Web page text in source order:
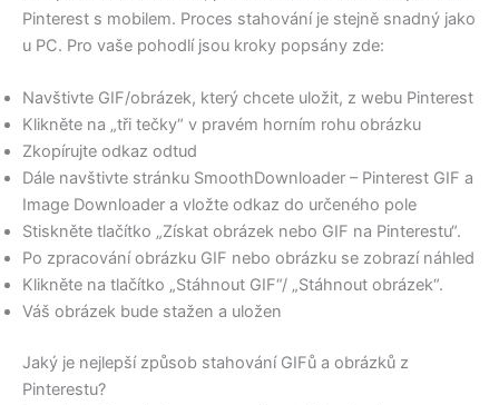
Pinterest s mobilem. Proces stahování je stejně snadný jako
u PC. Pro vaše pohodlí jsou kroky popsány zde:
Navštivte GIF/obrázek, který chcete uložit, z webu Pinterest
Klikněte na „tři tečky“ v pravém horním rohu obrázku
Zkopírujte odkaz odtud
Dále navštivte stránku SmoothDownloader – Pinterest GIF a
Image Downloader a vložte odkaz do určeného pole
Stiskněte tlačítko „Získat obrázek nebo GIF na Pinterestu“.
Po zpracování obrázku GIF nebo obrázku se zobrazí náhled
Klikněte na tlačítko „Stáhnout GIF“/ „Stáhnout obrázek“.
Váš obrázek bude stažen a uložen
Jaký je nejlepší způsob stahování GIFů a obrázků z
Pinterestu?